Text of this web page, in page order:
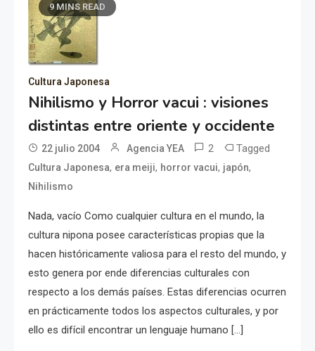
9 MINS READ
Cultura Japonesa
Nihilismo y Horror vacui : visiones
distintas entre oriente y occidente
22 julio 2004 Agencia YEA 2 Tagged
Cultura Japonesa, era meiji, horror vacui, japón,
Nihilismo
Nada, vacío Como cualquier cultura en el mundo, la
cultura nipona posee características propias que la
hacen históricamente valiosa para el resto del mundo, y
esto genera por ende diferencias culturales con
respecto a los demás países. Estas diferencias ocurren
en prácticamente todos los aspectos culturales, y por
ello es difícil encontrar un lenguaje humano […]